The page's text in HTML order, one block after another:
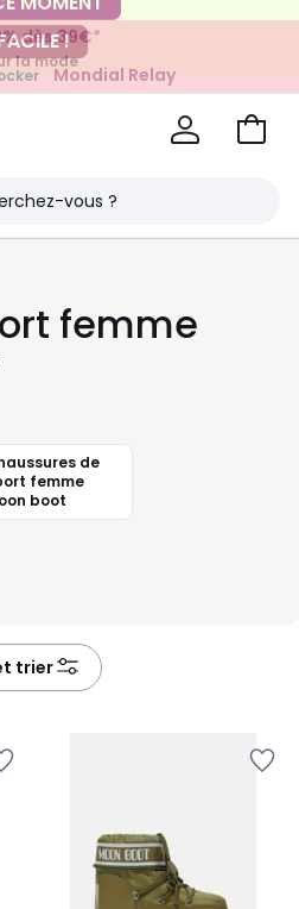
dès 39€*
la mode
!
Mondial Relay
petits articles
Voir
femme
de
femme
boot
trier